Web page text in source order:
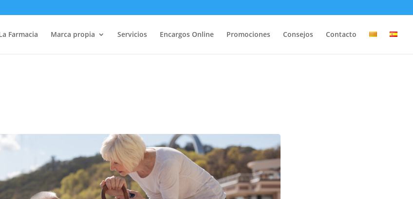
Farmacia Marca propia Servicios Encargos Online Promociones Consejos Contacto